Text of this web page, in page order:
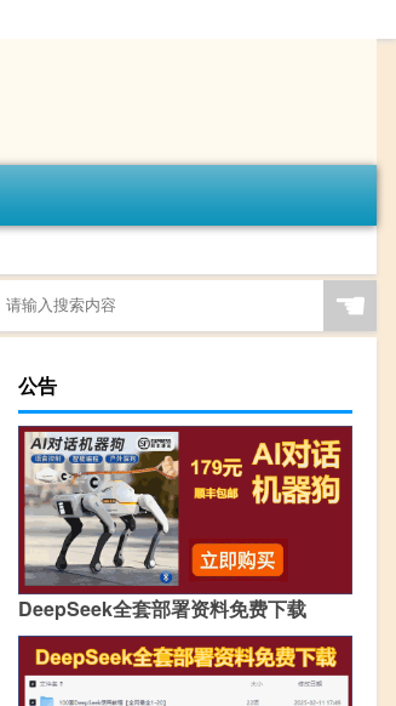
☚
公告
DeepSeek全套部署资料免费下载